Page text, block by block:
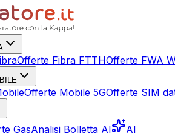
Offerte Fibra FTTHOfferte FWA
Offerte Mobile 5GOfferte SIM
GasAnalisi Bolletta AI AI